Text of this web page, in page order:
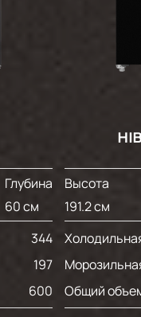
Глубина
60 см
344
197
600
Высота
191.2 см
Общий